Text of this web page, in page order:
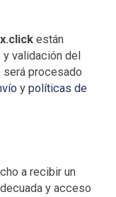
están
validación del
será procesado
y políticas de
a recibir un
y acceso